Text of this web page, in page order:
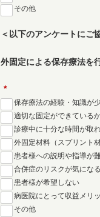
その他
＜以下のアンケートにご
外固定による保存療法を
*
保存療法の経験・知識が
適切な固定ができている
診療中に十分な時間が取
外固定材料（スプリント
患者様への説明や指導が
合併症のリスクが気にな
患者様が希望しない
病医院にとって収益メリ
その他